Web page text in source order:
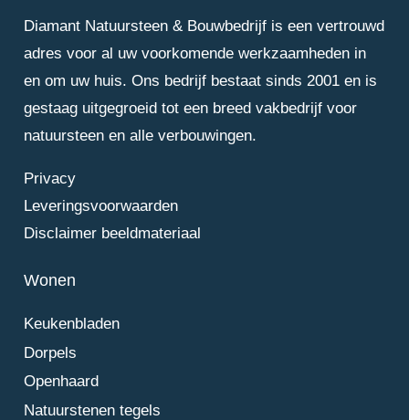
Diamant Natuursteen & Bouwbedrijf is een vertrouwd
adres voor al uw voorkomende werkzaamheden in
en om uw huis. Ons bedrijf bestaat sinds 2001 en is
gestaag uitgegroeid tot een breed vakbedrijf voor
natuursteen en alle verbouwingen.
Privacy
Leveringsvoorwaarden
Disclaimer beeldmateriaal
Wonen
Keukenbladen
Dorpels
Openhaard
Natuurstenen tegels